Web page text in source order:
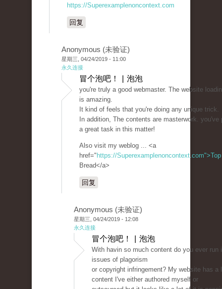
https://Superexamplenoncontext.com
回复
Anonymous (未验证)
星期三, 04/24/2019 - 11:00
永久连接
冒个泡吧！ | 泡泡
you're truly a good webmaster. The website
is amazing.
It kind of feels that you're doing any unique trick.
In addition, The contents are masterwork. you've
a great task in this matter!
Also visit my weblog ... <a
href=" https://Superexamplenoncontext.com">Top
Bread</a>
回复
Anonymous (未验证)
星期三, 04/24/2019 - 12:08
永久连接
冒个泡吧！ | 泡泡
With havin so much content do you ever run
issues of plagorism
or copyright infringement? My website has a
content I've either authored myself or